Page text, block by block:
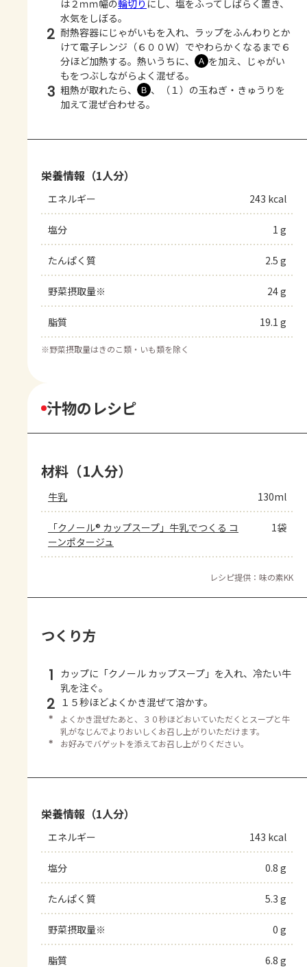
は２ｍｍ幅の輪切り にし、塩をふってしばらく置き、
水気をしぼる。
2 耐熱容器にじゃがいもを入れ、ラップをふんわりとか
けて電子レンジ（６００Ｗ）でやわらかくなるまで６
分ほど加熱する。熱いうちに、
Ａ を加え、じゃがい
もをつぶしながらよく混ぜる。
3 粗熱が取れたら、 Ｂ 、（１）の玉ねぎ・きゅうりを
加えて混ぜ合わせる。
栄養情報（1人分）
エネルギー 243 kcal
塩分 1 g
たんぱく質 2.5 g
野菜摂取量※ 24 g
脂質 19.1 g
※野菜摂取量はきのこ類・いも類を除く
汁物のレシピ
材料（1人分）
牛乳 130ml
「クノール® カップスープ」牛乳でつくる コ
ーンポタージュ
1袋
レシピ提供：味の素KK
つくり方
1 カップに「クノール カップスープ」を入れ、冷たい牛
乳を注ぐ。
2 １５秒ほどよくかき混ぜて溶かす。
＊
よくかき混ぜたあと、３０秒ほどおいていただくとスープと牛
乳がなじんでよりおいしくお召し上がりいただけます。
＊
お好みでバゲットを添えてお召し上がりください。
栄養情報（1人分）
エネルギー 143 kcal
塩分 0.8 g
たんぱく質 5.3 g
野菜摂取量※ 0 g
脂質 6.8 g